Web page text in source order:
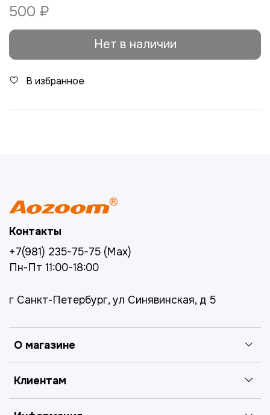
500 ₽
Нет в наличии
В избранное
О магазине
Клиентам
Контакты
+7(981) 235-75-75 (Max)
Пн-Пт 11:00-18:00
г Санкт-Петербург, ул Синявинская, д 5